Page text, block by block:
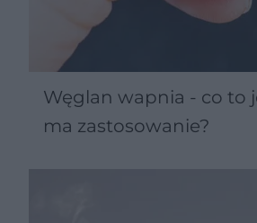
Węglan wapnia - co to
ma zastosowanie?